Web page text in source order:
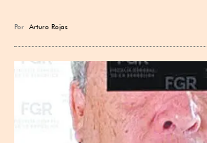
Por Arturo Rojas